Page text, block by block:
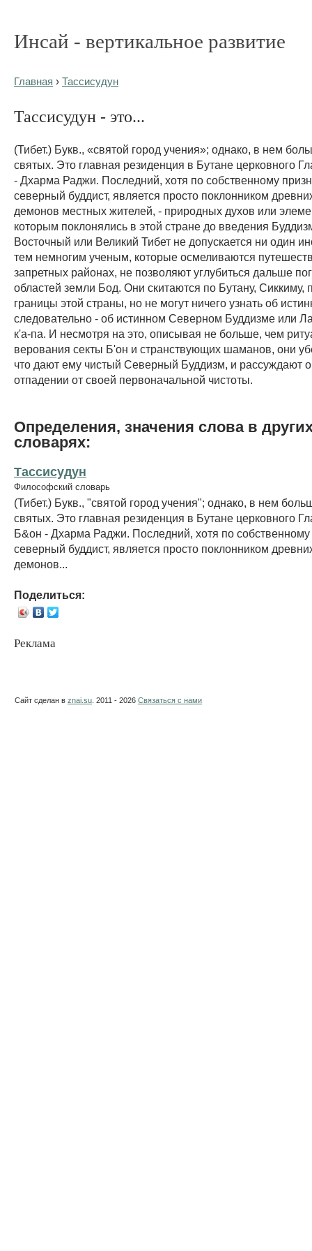
Инсай - вертикальное развитие
Главная › Тассисудун
Тассисудун - это...
(Тибет.) Букв., «святой город учения»; однако, в нем
святых. Это главная резиденция в Бутане церковного
- Дхарма Раджи. Последний, хотя по собственному
северный буддист, является просто поклонником
демонов местных жителей, - природных духов или
которым поклонялись в этой стране до введения
Восточный или Великий Тибет не допускается ни один
тем немногим ученым, которые осмеливаются
запретных районах, не позволяют углубиться дальше
областей земли Бод. Они скитаются по Бутану, Сиккиму,
границы этой страны, но не могут ничего узнать об
следовательно - об истинном Северном Буддизме или
к'а-па. И несмотря на это, описывая не больше, чем
верования секты Б'он и странствующих шаманов, они
что дают ему чистый Северный Буддизм, и рассуждают
отпадении от своей первоначальной чистоты.
Определения, значения слова в
словарях:
Тассисудун
Философский словарь
(Тибет.) Букв., "святой город учения"; однако, в нем
святых. Это главная резиденция в Бутане церковного
Б&он - Дхарма Раджи. Последний, хотя по
северный буддист, является просто поклонником
демонов...
Поделиться:
Реклама
Сайт сделан в znai.su . 2011 - 2026 Связаться с нами